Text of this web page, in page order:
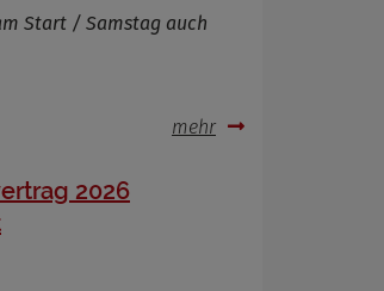
Start / Samstag auch
mehr
2026